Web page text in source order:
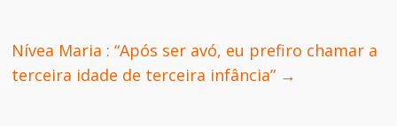
Nívea Maria : “Após ser avó, eu prefiro chamar a
terceira idade de terceira infância” →